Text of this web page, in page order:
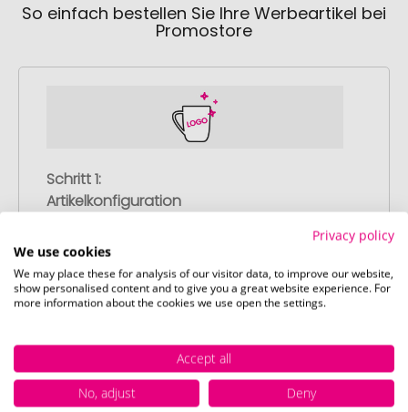
So einfach bestellen Sie Ihre Werbeartikel bei
Promostore
Schritt 1:
Artikelkonfiguration
Werbeartikel aus und passen Sie diese
nach Ihren Vorstellungen an.
Anschließend legen Sie die konfigurierten
Artikel in Ihren Warenkorb.
Privacy policy
We use cookies
We may place these for analysis of our visitor data, to improve our website,
show personalised content and to give you a great website experience. For
more information about the cookies we use open the settings.
Accept all
No, adjust
Deny